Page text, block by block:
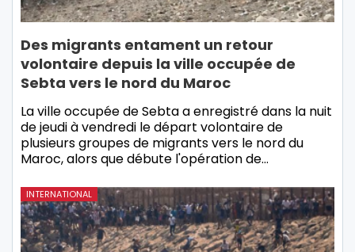
Des migrants entament un retour
volontaire depuis la ville occupée de
Sebta vers le nord du Maroc
La ville occupée de Sebta a enregistré dans la nuit
de jeudi à vendredi le départ volontaire de
plusieurs groupes de migrants vers le nord du
Maroc, alors que débute l'opération de…
INTERNATIONAL